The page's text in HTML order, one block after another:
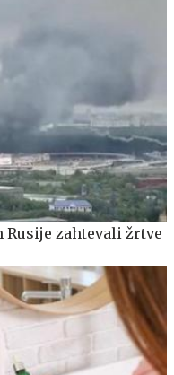
zahtevali žrtve